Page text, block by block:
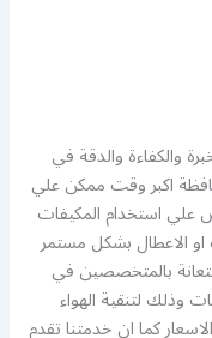
والكفاءة والدقة في
اكبر وقت ممكن علي
علي استخدام المكيفات
او الاعطال بشكل مستمر
بالمتخصصين في
لتنقية الهواء
كما ان خدمتنا تقدم